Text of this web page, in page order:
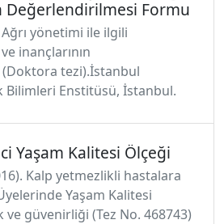
Değerlendirilmesi Formu
yönetimi ile ilgili
inançlarının
tezi).İstanbul
Bilimleri Enstitüsü, İstanbul.
Yaşam Kalitesi Ölçeği
Kalp yetmezlikli hastalara
Yaşam Kalitesi
ve güvenirliği (Tez No. 468743)